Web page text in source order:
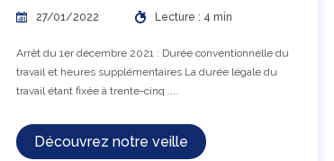
27/01/2022 Lecture : 4 min
Arrêt du 1er décembre 2021 : Durée conventionnelle du
travail et heures supplémentaires La durée légale du
travail étant fixée à trente-cinq ....
Découvrez notre veille